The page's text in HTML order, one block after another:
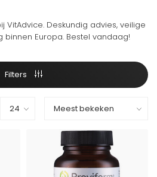
VitAdvice. Deskundig advies, veilige
Europa. Bestel vandaag!
Filters